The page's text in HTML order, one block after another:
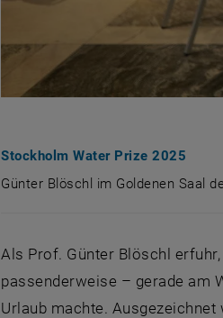
Stockholm Water Prize 2025
Günter Blöschl im Goldenen Saal
Als Prof. Günter Blöschl
passenderweise – gerade am
Urlaub machte.